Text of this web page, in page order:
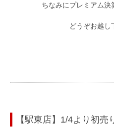
ちなみにプレミアム決
どうぞお越し
【駅東店】1/4より初売